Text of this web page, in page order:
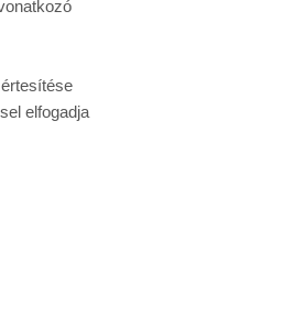
elfogadja